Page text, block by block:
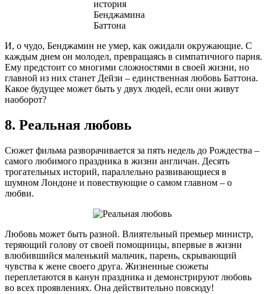
И, о чудо, Бенджамин не умер, как ожидали окружающие. С
каждым днем он молодел, превращаясь в симпатичного парня.
Ему предстоит со многими сложностями в своей жизни, но
главной из них станет Дейзи – единственная любовь Баттона.
Какое будущее может быть у двух людей, если они живут
наоборот?
8. Реальная любовь
Сюжет фильма разворачивается за пять недель до Рождества –
самого любимого праздника в жизни англичан. Десять
трогательных историй, параллельно развивающиеся в
шумном Лондоне и повествующие о самом главном – о
любви.
Любовь может быть разной. Влиятельный премьер министр,
теряющий голову от своей помощницы, впервые в жизни
влюбившийся маленький мальчик, парень, скрывающий
чувства к жене своего друга. Жизненные сюжеты
переплетаются в канун праздника и демонстрируют любовь
во всех проявлениях. Она действительно повсюду!